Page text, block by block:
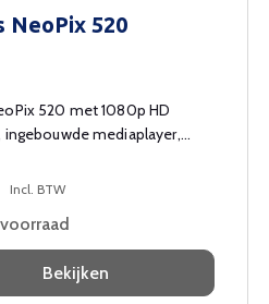
NeoPix 520
520 met 1080p HD
ingebouwde mediaplayer,
Incl. BTW
Bekijken